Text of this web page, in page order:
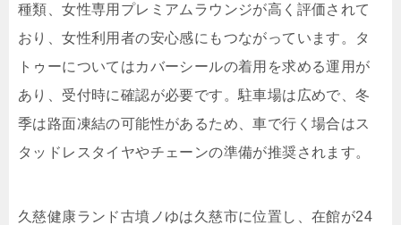
種類、女性専用プレミアムラウンジが高く評価されて
おり、女性利用者の安心感にもつながっています。タ
トゥーについてはカバーシールの着用を求める運用が
あり、受付時に確認が必要です。駐車場は広めで、冬
季は路面凍結の可能性があるため、車で行く場合はス
タッドレスタイヤやチェーンの準備が推奨されます。
久慈健康ランド古墳ノゆは久慈市に位置し、在館が24